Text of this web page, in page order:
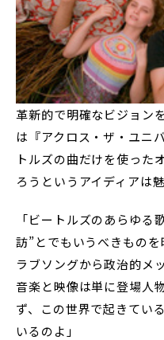
革新的で明確なビジョン
は『アクロス・ザ・ユニ
トルズの曲だけを使った
ろうというアイディアは
「ビートルズのあらゆる
訪”とでもいうべきものを
ラブソングから政治的メ
音楽と映像は単に登場人
ず、この世界で起きてい
いるのよ」